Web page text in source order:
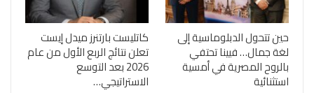
حين تتحول الدبلوماسية إلى
لغة جمال… فيينا تحتفي
بالروح المصرية في أمسية
استثنائية
كاتليست بارتنرز ميدل إيست
تعلن نتائج الربع الأول من عام
2026 بعد التوسع
الاستراتيجي…